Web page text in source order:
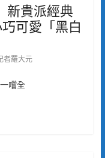
貴派經典
可愛「黑白
者羅大元
嚐全